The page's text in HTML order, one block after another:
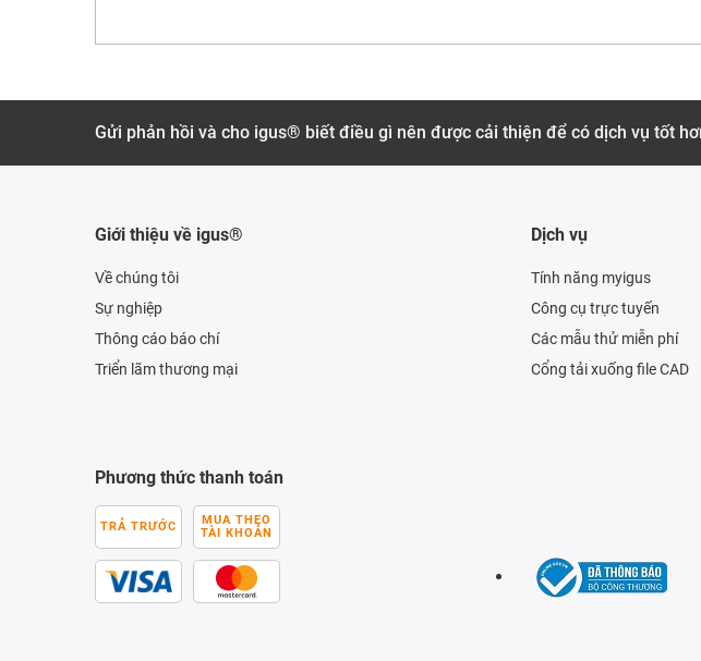
Gửi phản hồi và cho igus® biết điều gì nên được cải thiện để có dịch vụ tốt
Giới thiệu về igus®
Về chúng tôi
Sự nghiệp
Thông cáo báo chí
Triển lãm thương mại
Dịch vụ
Tính năng myigus
Công cụ trực tuyến
Các mẫu thử miễn phí
Cổng tải xuống file CAD
Phương thức thanh toán
TRẢ TRƯỚC
MUA THEO
TÀI KHOẢN